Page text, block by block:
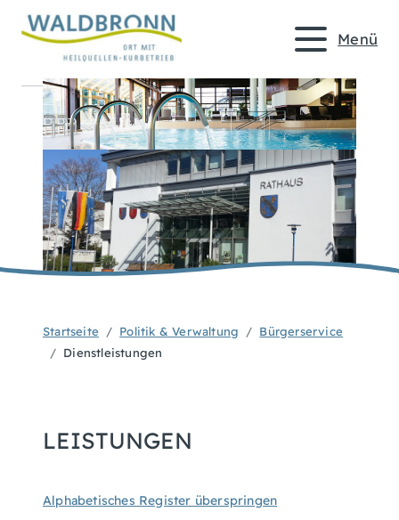
Menü
Startseite Politik & Verwaltung
Bürgerservice
Dienstleistungen
LEISTUNGEN
Alphabetisches Register überspringen